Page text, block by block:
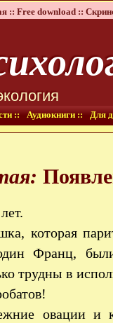
:: Free download ::
:: Аудиокниги :: Для
которая
Франц,
трудны в
овации и